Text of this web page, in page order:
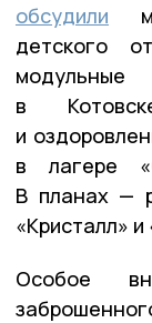
обсудили
детского
модульные
в
и
в лагере
В планах —
«Кристалл» и
Особое